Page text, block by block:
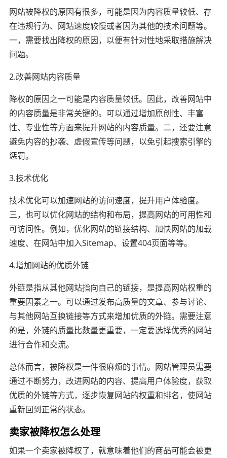
网站被降权的原因有很多，可能是因为内容质量较低、存
在违规行为、网站速度较慢或者因为其他的技术问题等。
一，需要找出降权的原因，以便有针对性地采取措施解决
问题。
2.改善网站内容质量
降权的原因之一可能是内容质量较低。因此，改善网站中
的内容质量是非常关键的。可以通过增加原创性、丰富
性、专业性等方面来提升网站的内容质量。二，还要注意
避免内容的抄袭、虚假宣传等问题，以免引起搜索引擎的
惩罚。
3.技术优化
技术优化可以加速网站的访问速度，提升用户体验度。
三，也可以优化网站的结构和布局，提高网站的可用性和
可访问性。例如，优化网站的链接结构、加快网站的加载
速度、在网站中加入Sitemap、设置404页面等等。
4.增加网站的优质外链
外链是指从其他网站指向自己的链接，是提高网站权重的
重要因素之一。可以通过发布高质量的文章、参与讨论、
与其他网站互换链接等方式来增加优质的外链。需要注意
的是，外链的质量比数量更重要，一定要选择优秀的网站
进行合作和交流。
总体而言，被降权是一件很麻烦的事情。网站管理员需要
通过不断努力，改进网站的内容、提高用户体验度，获取
优质的外链等方式，逐步恢复网站的权重和排名，使网站
重新回到正常的状态。
卖家被降权怎么处理
如果一个卖家被降权了，就意味着他们的商品可能会被更